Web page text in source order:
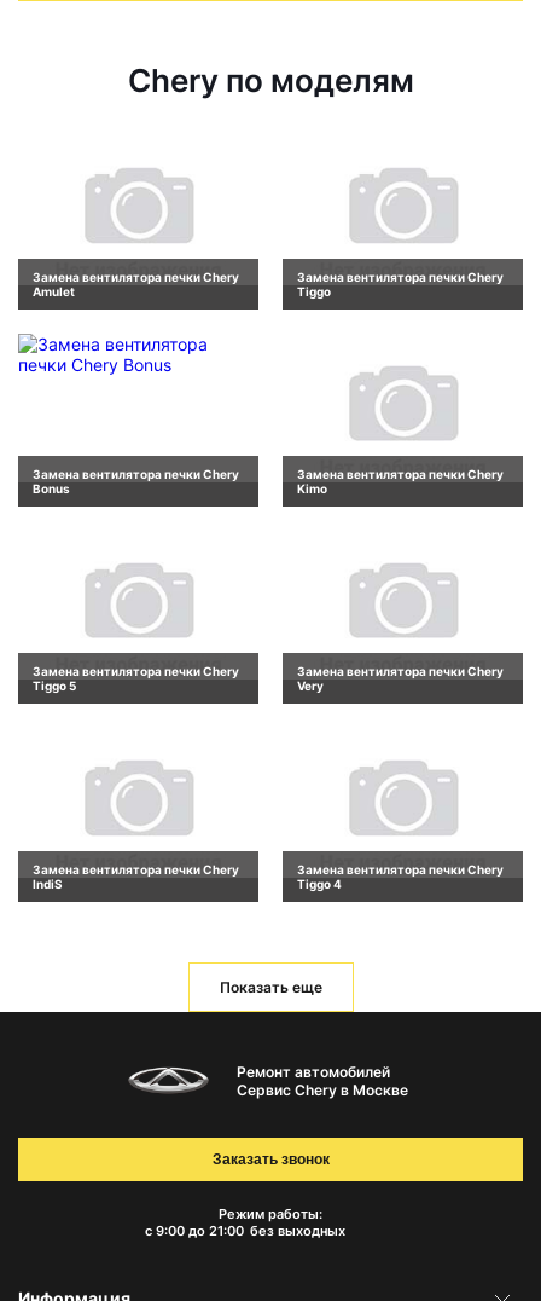
Chery по моделям
Замена вентилятора печки Chery
Amulet
Замена вентилятора печки Chery
Tiggo
Замена вентилятора печки Chery
Bonus
Замена вентилятора печки Chery
Kimo
Замена вентилятора печки Chery
Tiggo 5
Замена вентилятора печки Chery
Very
Замена вентилятора печки Chery
IndiS
Замена вентилятора печки Chery
Tiggo 4
Показать еще
Ремонт автомобилей
Сервис Chery в Москве
Режим работы:
с 9:00 до 21:00 без выходных
Заказать звонок